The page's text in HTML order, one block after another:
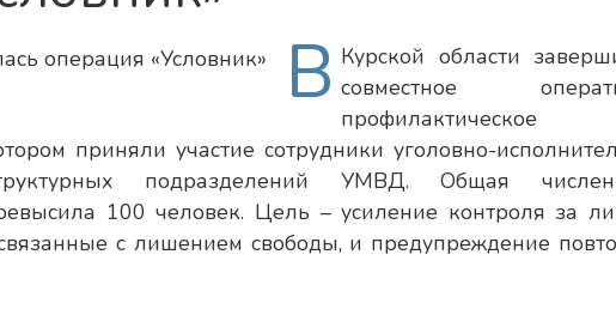
В Курской области
совместное
профилактическое
приняли участие сотрудники уголовно-
подразделений УМВД. Общая
100 человек. Цель – усиление контроля за
с лишением свободы, и предупреждение